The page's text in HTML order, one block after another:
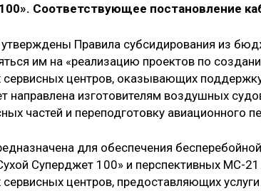
Соответствующее постановление
Правила субсидирования из
им на «реализацию проектов по
сервисных центров, оказывающих
направлена изготовителям воздушных
частей и переподготовку авиационного
для обеспечения
Суперджет 100» и перспективных МС-
центров, предоставляющих